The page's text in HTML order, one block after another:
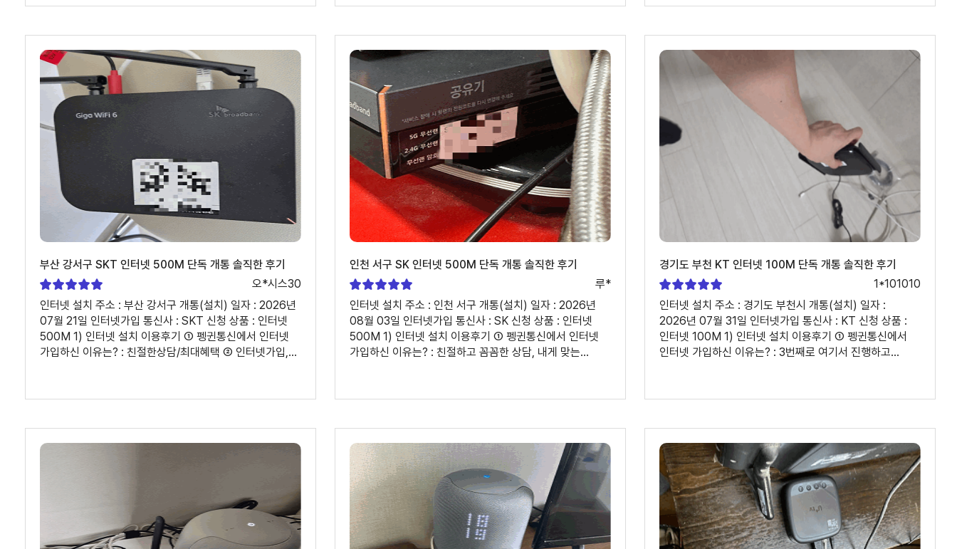
문의도 즉각 해결해주니 만족스러웠네요. ② 인터넷가입,
상담해봤을 때. 단연 최고로 친절했고 대응도 좋았습니다.
설치도 안전하게 다이렉트로 진행이 되어서 지금은 잘
이용중입니다. 계약만료 된다면 다시 또 하고싶네요 2)
상담원 평가 ① 상담원 이름 : 정소라 상담사님 ② 상담은
어떠셨나요? : 대만족입니다 ③ 개선할 부분이 있다면
편하게 말씀해 주세요. : 아직은 잘 모르겠습니다
어땠나요? : 개통까지 정말 만족했습니다. 궁금한 점도
오래 기다리지 않았어요. 지원금도 만족스러웠고, 요금제도
제게 맞는 것으로 잘 추천해 주셔서 부담 없이 바꿀 수
있었습니다. 휴대폰 바꾸실 분들은 믿고 상담받아 보셔도
좋을 것 같습니다. 감사합니다! 2) 상담원 평가 ① 상담원
이름 : 최윤정 상담사 ② 상담은 어떠셨나요? : 너무
친절하게 하나하나 알려주시고 감사했습니다 ③ 개선할
부분이 있다면 편하게 말씀해 주세요. : 모바일
상담사분들이 적으신건지는 모르겠지만 카카오톡 답변
속도가 좀 느렸습니다
어땠나요? : 현재 부모님이 사시는 곳에 KT를 이용하다가
이용하시는데 더욱더 편안하다 하시길래~ 잘 바꿔드렸다
생각이 드네요 그리고 지원금 역시 빠르게 지급 짱이네요!!
2) 상담원 평가 ① 상담원 이름 : 김선정 ② 상담은
어떠셨나요? : 상담내용은 너무 잘 해주셨어요^^ ③ 개선할
부분이 있다면 편하게 말씀해 주세요. : 없어용~
부산 강서구 SKT 인터넷 500M 단독 개통 솔직한 후기
오*시스30
인터넷 설치 주소 : 부산 강서구 개통(설치) 일자 : 2026년
07월 21일 인터넷가입 통신사 : SKT 신청 상품 : 인터넷
500M 1) 인터넷 설치 이용후기 ① 펭귄통신에서 인터넷
가입하신 이유는? : 친절한상담/최대혜택 ② 인터넷가입,
상황이였습니다 올해 초 아주 만족했던 기억이 있어서 바로
받을 수 있도록 같은 통신사에서 인터넷만 추가하는
방식으로 추천해주셨습니다 상담부터 설치까지 매끄럽고
일처리도 깔끔하게 해주셔서 감사했었습니다. 이번에도
상담 전화하니 같은분으로 배정해주셔서 현제 제 상황에
맞게 최대혜택 받을 수 있게 상담해주신거 같습니다
인천 서구 SK 인터넷 500M 단독 개통 솔직한 후기
루*
인터넷 설치 주소 : 인천 서구 개통(설치) 일자 : 2026년
08월 03일 인터넷가입 통신사 : SK 신청 상품 : 인터넷
500M 1) 인터넷 설치 이용후기 ① 펭귄통신에서 인터넷
가입하신 이유는? : 친절하고 꼼꼼한 상담, 내게 맞는
답변이 빠르고 정확함 가입부터 설치까지 전 과정이 편리함
원하는 날짜에 맞춰 빠르게 진행되었고, 기사님도 시간
약속을 잘 지켜 깔끔하게 설치해 주셨습니다. 설치 후
인터넷 속도와 품질도 만족스러웠으며, 사용하면서 불편한
점 없이 안정적으로 이용하고 있습니다. 2) 상담원 평가 ①
상담원 이름 : 기억이 안나요 ② 상담은 어떠셨나요? :
친절하고 꼼꼼하게 대해주었습니다. ③ 개선할 부분이
있다면 편하게 말씀해 주세요. : 없어요
경기도 부천 KT 인터넷 100M 단독 개통 솔직한 후기
1*101010
인터넷 설치 주소 : 경기도 부천시 개통(설치) 일자 :
2026년 07월 31일 인터넷가입 통신사 : KT 신청 상품 :
인터넷 100M 1) 인터넷 설치 이용후기 ① 펭귄통신에서
인터넷 가입하신 이유는? : 3번째로 여기서 진행하고
3번 4번 정도 개통하고 있는데 진짜 친절하시고 정직하게
결정되면 같이 실행해주세요. 얼마 안남았다 곧 지급
끝난다 이런말 없어서 좋네요 부모님이 곧 이사 예정이신데
또 여기서 하면 좋겠어요 2) 상담원 평가 ① 상담원 이름 :
해피콜 문자가 없어서 기억이 안나네요 ② 상담은
어떠셨나요? : 와.. 이분 덕분에 여기서 또 하고 싶은것도
있었어요 ③ 개선할 부분이 있다면 편하게 말씀해 주세요. :
유지만 부탁드립니다 ㅎㅎ